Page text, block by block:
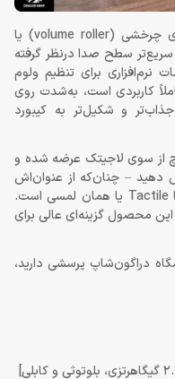
این کیبورد علاوه‌براین شامل یک دکمه‌ی چرخشی (volume roller) یا
سطح صدا درنظر گرفته
نرم‌افزاری برای تنظیم ولوم
کاربردی است، به‌شدت روی
جذاب‌تر و شکیل‌تر به کیبورد
از سوی لاجیتک عرضه شده و
دهید – چنان‌که از عنوان‌اش
مشخص است – با سوییچ‌های قهوه‌ای یا Tactile یا همان لمسی است.
محصول گزینه‌ای عالی برای
دراگون‌شاپ پرسشی دارید،